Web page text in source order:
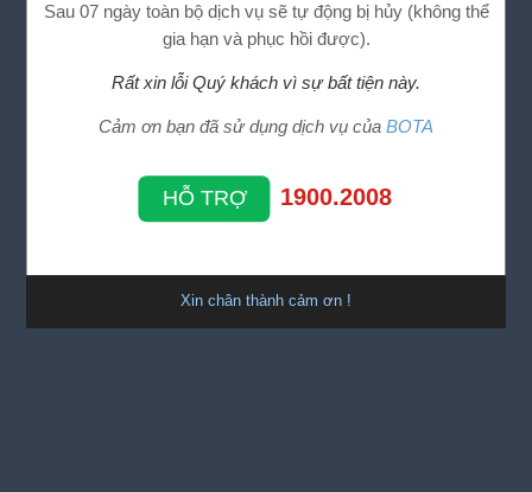
Sau 07 ngày toàn bộ dịch vụ sẽ tự động bị hủy (không thể
gia hạn và phục hồi được).
Rất xin lỗi Quý khách vì sự bất tiện này.
Cảm ơn bạn đã sử dụng dịch vụ của BOTA
HỖ TRỢ 1900.2008
Xin chân thành cảm ơn !